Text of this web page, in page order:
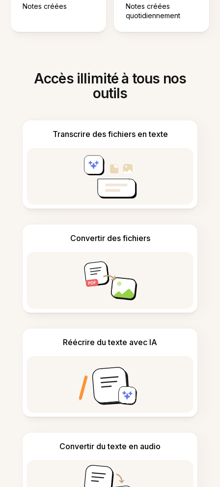
Notes créées
Notes créées
quotidiennement
Accès illimité à tous nos
outils
Transcrire des fichiers en texte
Convertir des fichiers
Réécrire du texte avec IA
Convertir du texte en audio